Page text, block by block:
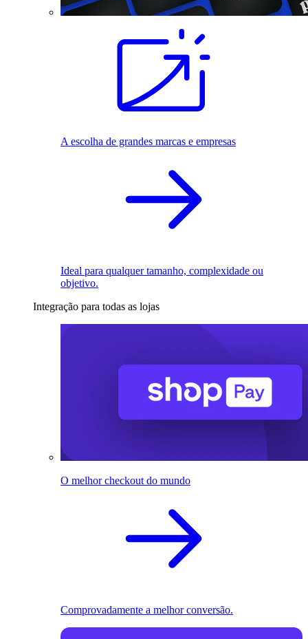
A escolha de grandes marcas e empresas
Ideal para qualquer tamanho, complexidade ou
objetivo.
Integração para todas as lojas
O melhor checkout do mundo
Comprovadamente a melhor conversão.